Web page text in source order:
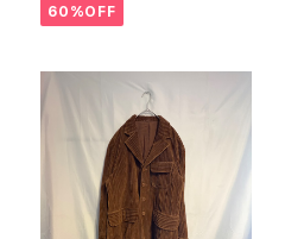
60%OFF